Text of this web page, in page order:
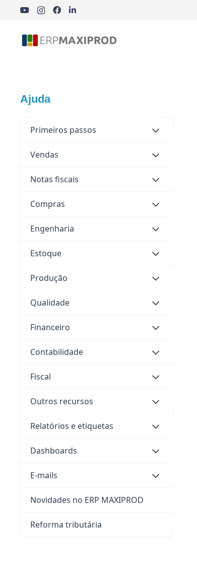
Ajuda
Primeiros passos
Vendas
Notas fiscais
Compras
Engenharia
Estoque
Produção
Qualidade
Financeiro
Contabilidade
Fiscal
Outros recursos
Relatórios e etiquetas
Dashboards
E-mails
Novidades no ERP MAXIPROD
Reforma tributária